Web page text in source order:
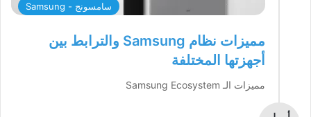
سامسونج - Samsung
مميزات نظام Samsung والترابط بين
أجهزتها المختلفة
مميزات الـ Samsung Ecosystem